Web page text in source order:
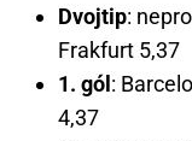
Dvojtip:
Frakfurt 5,37
1. gól:
4,37